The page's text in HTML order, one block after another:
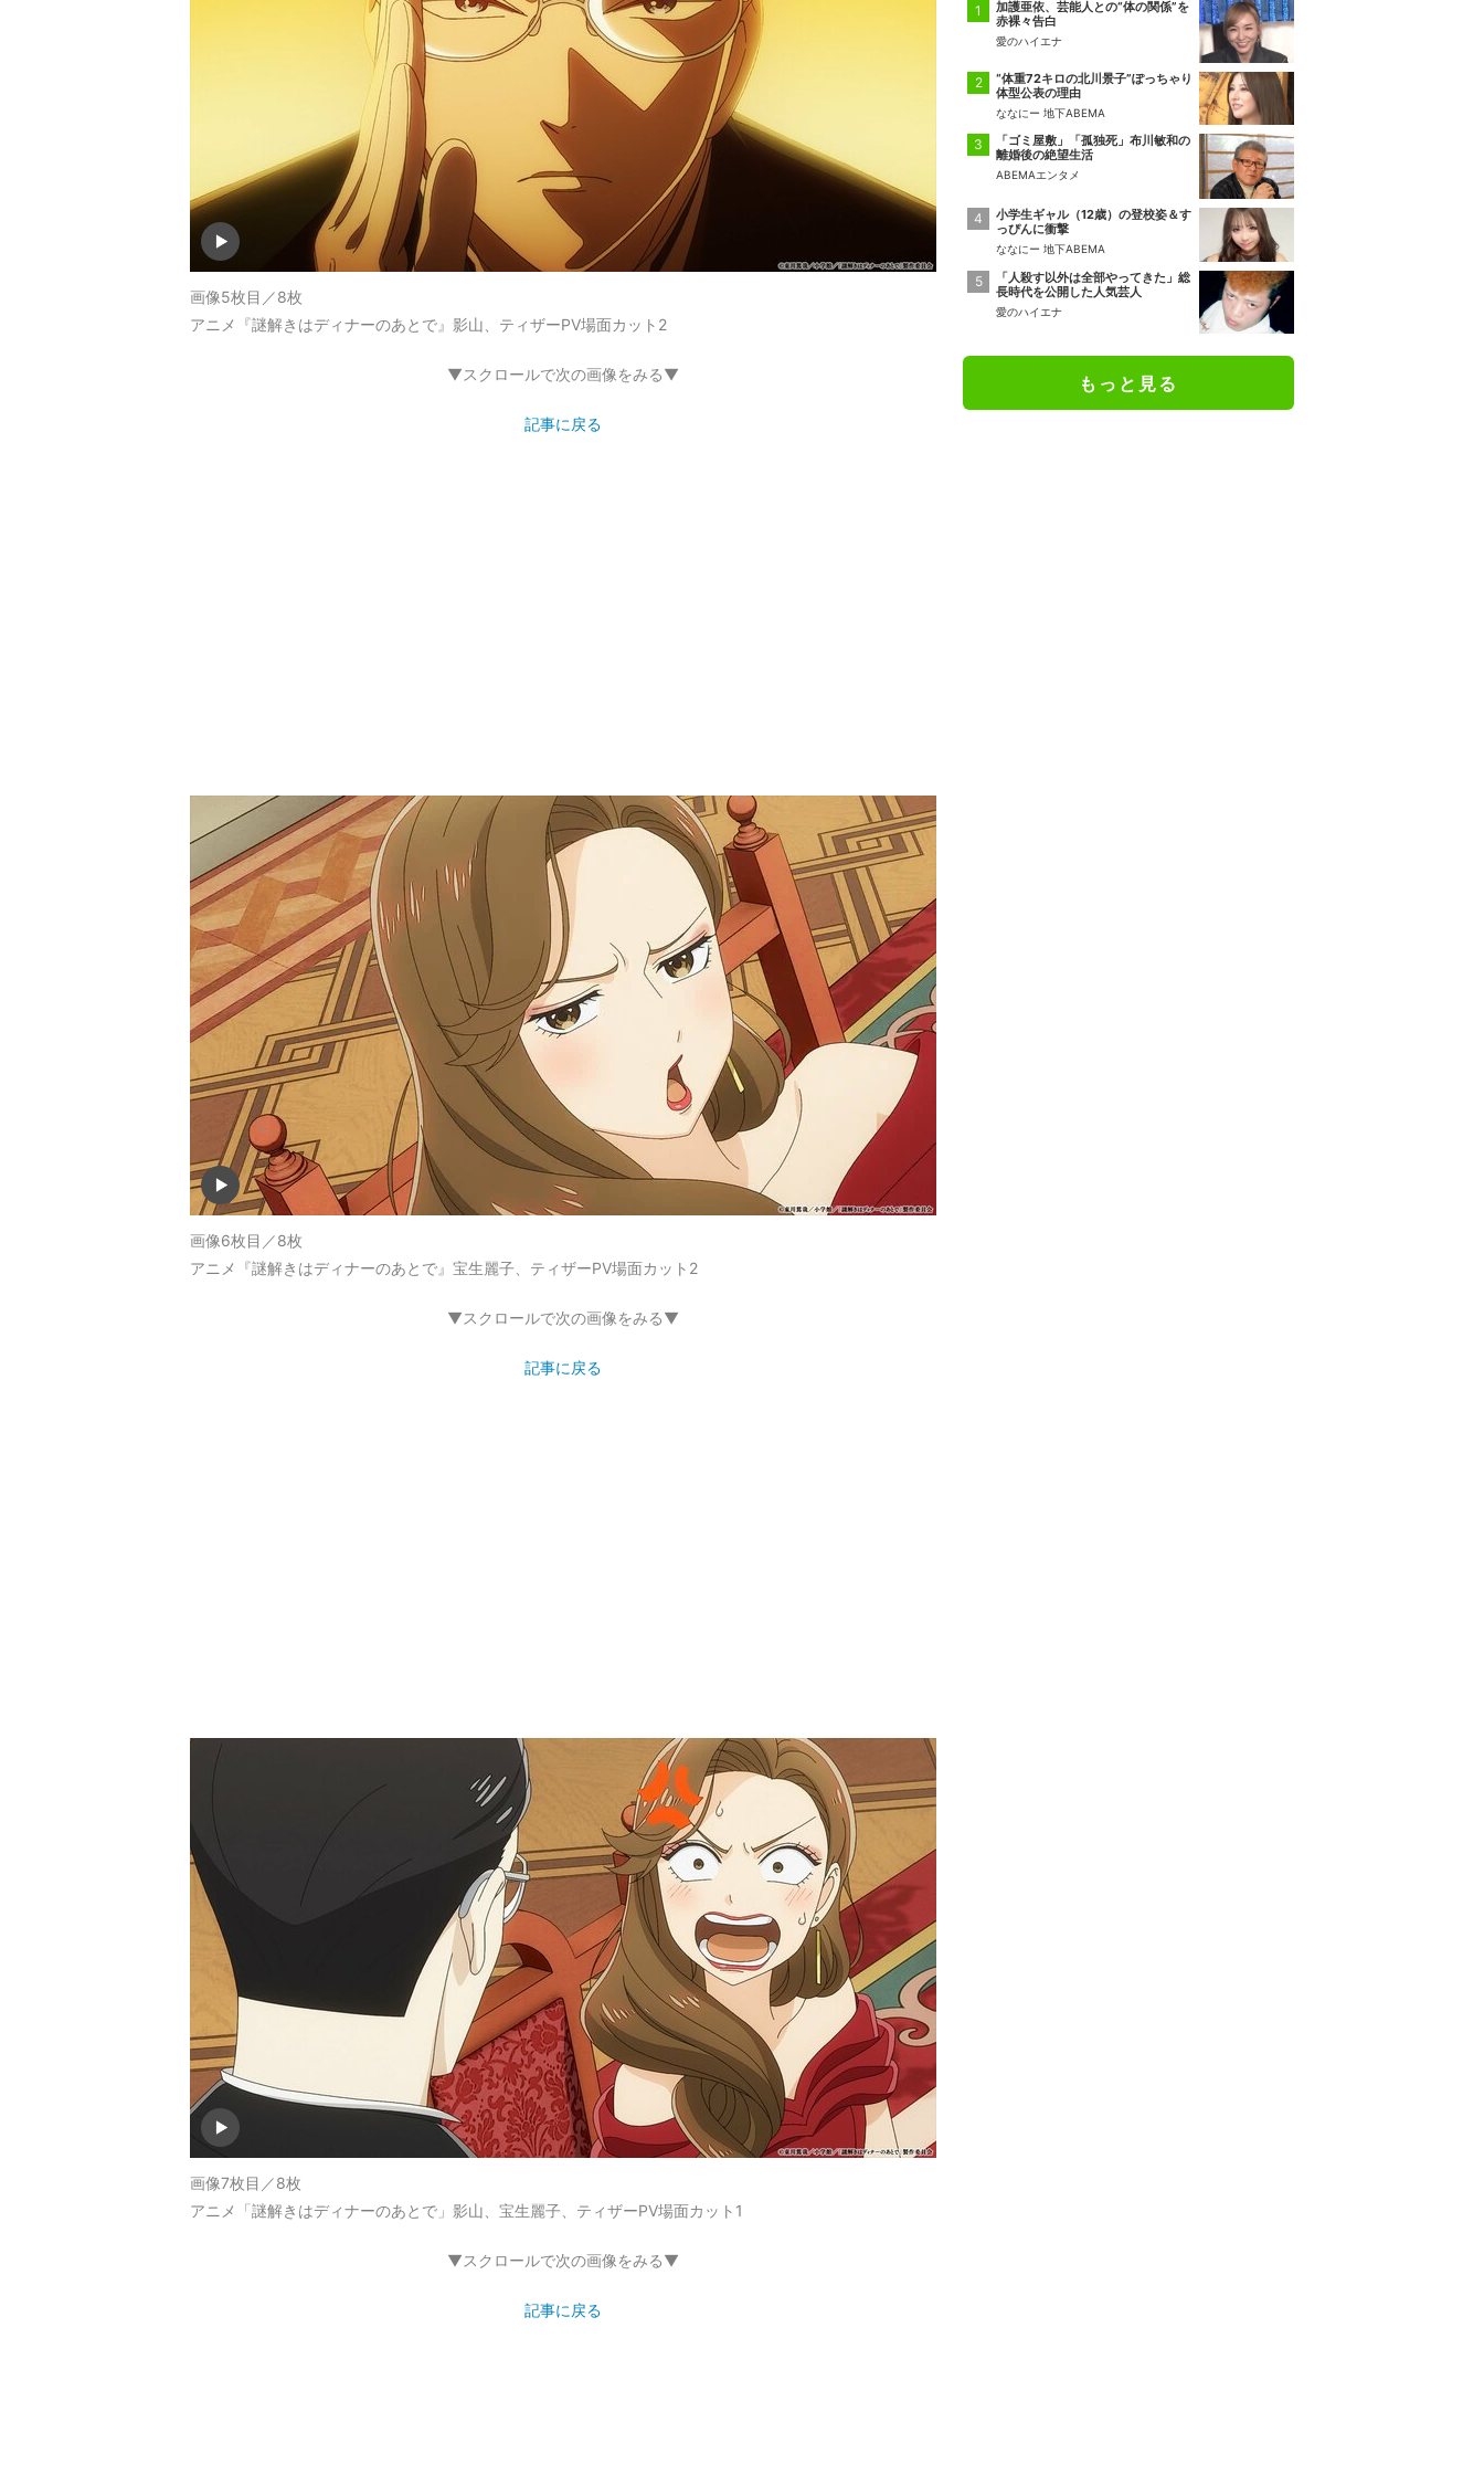
画像5枚目／8枚
アニメ『謎解きはディナーのあとで』影山、ティザーPV場面カット2
▼スクロールで次の画像をみる▼
記事に戻る
画像6枚目／8枚
アニメ『謎解きはディナーのあとで』宝生麗子、ティザーPV場面カット2
▼スクロールで次の画像をみる▼
記事に戻る
画像7枚目／8枚
アニメ「謎解きはディナーのあとで」影山、宝生麗子、ティザーPV場面カット1
▼スクロールで次の画像をみる▼
記事に戻る
加護亜依、芸能人との“体の関係”を
赤裸々告白
愛のハイエナ
“体重72キロの北川景子”ぽっちゃり
体型公表の理由
ななにー 地下ABEMA
「ゴミ屋敷」「孤独死」布川敏和の
離婚後の絶望生活
ABEMAエンタメ
小学生ギャル（12歳）の登校姿＆す
っぴんに衝撃
ななにー 地下ABEMA
「人殺す以外は全部やってきた」総
長時代を公開した人気芸人
愛のハイエナ
もっと見る